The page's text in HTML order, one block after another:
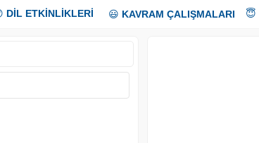
DİL ETKİNLİKLERİ 😃 KAVRAM ÇALIŞMALARI 😇